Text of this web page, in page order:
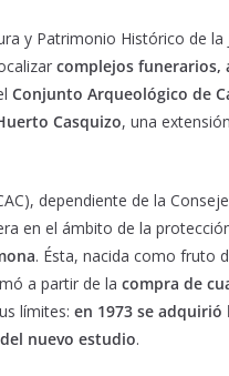
y Patrimonio Histórico de la
complejos funerarios,
Conjunto Arqueológico de
Casquizo, una
dependiente de la
en el ámbito de la
. Ésta, nacida como fruto
a partir de la compra de
límites: en 1973 se
nuevo estudio.